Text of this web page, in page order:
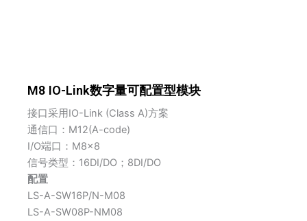
M8 IO-Link数字量可配置型模块
接口采用IO-Link (Class A)方案
通信口：M12(A-code)
I/O端口：M8×8
信号类型：16DI/DO；8DI/DO
配置
LS-A-SW16P/N-M08
LS-A-SW08P-NM08